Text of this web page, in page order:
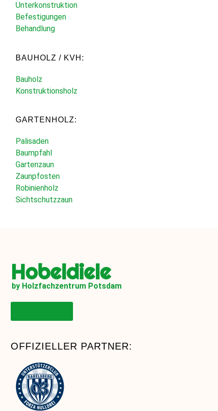
Unterkonstruktion
Befestigungen
Behandlung
BAUHOLZ / KVH:
Bauholz
Konstruktionsholz
GARTENHOLZ:
Palisaden
Baumpfahl
Gartenzaun
Zaunpfosten
Robinienholz
Sichtschutzzaun
Hobeldiele
by Holzfachzentrum Potsdam
OFFIZIELLER PARTNER: